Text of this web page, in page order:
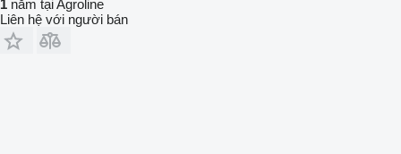
1 năm tại Agroline
Liên hệ với người bán